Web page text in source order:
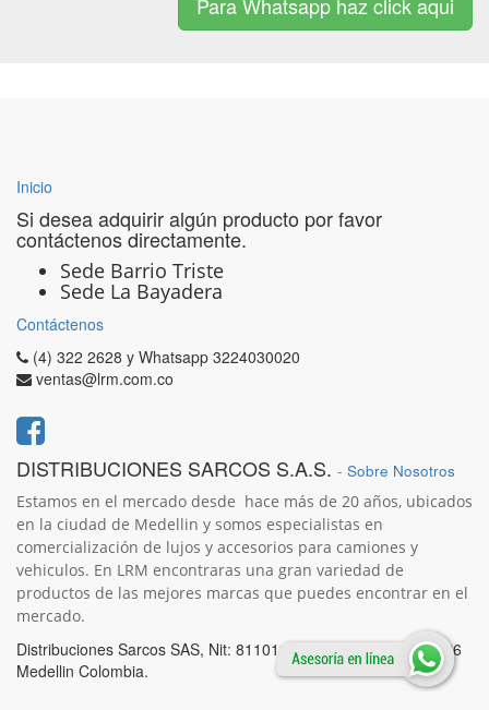
Inicio
Si desea adquirir algún producto por favor
contáctenos directamente.
Sede Barrio Triste
Sede La Bayadera
Contáctenos
(4) 322 2628 y Whatsapp 3224030020
ventas@lrm.com.co
DISTRIBUCIONES SARCOS S.A.S. - Sobre Nosotros
Estamos en el mercado desde hace más de 20 años, ubicados
en la ciudad de Medellin y somos especialistas en
comercialización de lujos y accesorios para camiones y
vehiculos. En LRM encontraras una gran variedad de
productos de las mejores marcas que puedes encontrar en el
mercado.
Distribuciones Sarcos SAS, Nit: 811011941-5, Calle 40 No 51 26
Medellin Colombia.